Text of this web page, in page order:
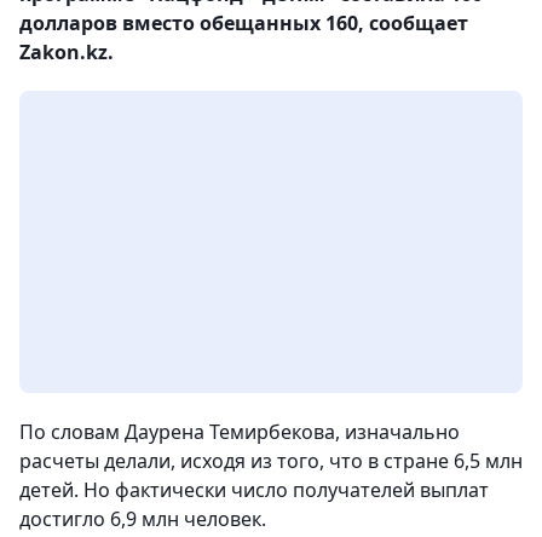
долларов вместо обещанных 160, сообщает
Zakon.kz.
По словам Даурена Темирбекова, изначально
расчеты делали, исходя из того, что в стране 6,5 млн
детей. Но фактически число получателей выплат
достигло 6,9 млн человек.